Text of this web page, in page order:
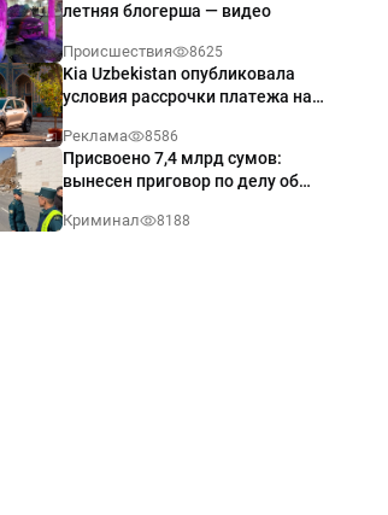
летняя блогерша — видео
Происшествия 8625
Kia Uzbekistan опубликовала
условия рассрочки платежа на
годовых
Реклама 8586
Присвоено 7,4 млрд сумов:
вынесен приговор по делу об
Ташкенте
Криминал 8188